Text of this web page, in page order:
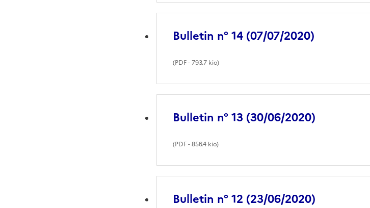
Bulletin n° 14 (07/07/2020)
(PDF- 793.7 kio)
Bulletin n° 13 (30/06/2020)
(PDF- 856.4 kio)
Bulletin n° 12 (23/06/2020)